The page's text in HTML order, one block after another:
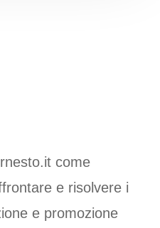
come
e risolvere i
e promozione